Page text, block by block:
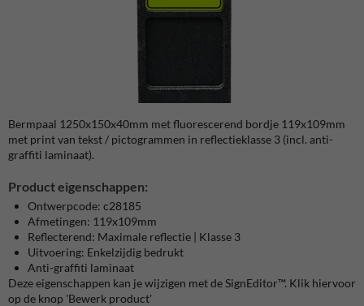
Bermpaal 1250x150x40mm met fluorescerend bordje 119x109mm
met print van tekst / pictogrammen in reflectieklasse 3 (incl. anti-
graffiti laminaat).
Product eigenschappen:
Ontwerpcode: c28185
Afmetingen: 119x109mm
Reflecterend: Maximale reflectie | Klasse 3
Uitvoering: Enkelzijdig bedrukt
Anti-graffiti laminaat
Deze eigenschappen kan je wijzigen met de SignEditor™. Klik hiervoor
op de knop 'Bewerk product'